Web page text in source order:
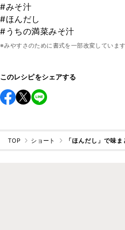
#みそ汁
#ほんだし
#うちの満菜みそ汁
※みやすさのために書式を一部改変しています
このレシピをシェアする
TOP ショート 「ほんだし」で味